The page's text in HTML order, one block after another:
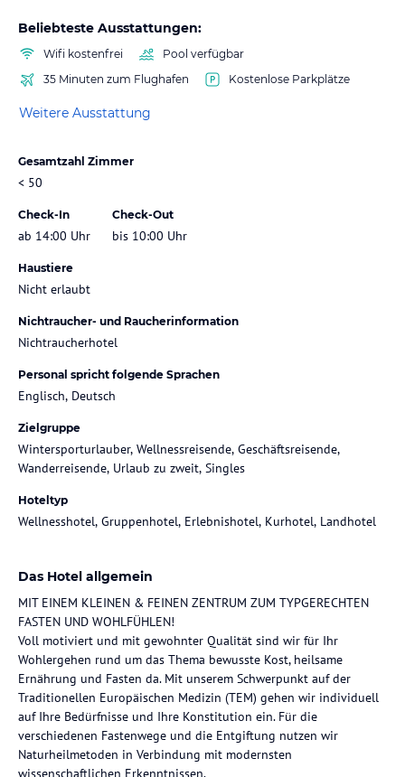
Beliebteste Ausstattungen:
Wifi kostenfrei
Pool verfügbar
35 Minuten zum Flughafen
Kostenlose Parkplätze
Weitere Ausstattung
Gesamtzahl Zimmer
< 50
Check-In
ab 14:00 Uhr
Check-Out
bis 10:00 Uhr
Haustiere
Nicht erlaubt
Nichtraucher- und Raucherinformation
Nichtraucherhotel
Personal spricht folgende Sprachen
Englisch, Deutsch
Zielgruppe
Wintersporturlauber, Wellnessreisende, Geschäftsreisende,
Wanderreisende, Urlaub zu zweit, Singles
Hoteltyp
Wellnesshotel, Gruppenhotel, Erlebnishotel, Kurhotel, Landhotel
Das Hotel allgemein
MIT EINEM KLEINEN & FEINEN ZENTRUM ZUM TYPGERECHTEN
FASTEN UND WOHLFÜHLEN!
Voll motiviert und mit gewohnter Qualität sind wir für Ihr
Wohlergehen rund um das Thema bewusste Kost, heilsame
Ernährung und Fasten da. Mit unserem Schwerpunkt auf der
Traditionellen Europäischen Medizin (TEM) gehen wir individuell
auf Ihre Bedürfnisse und Ihre Konstitution ein. Für die
verschiedenen Fastenwege und die Entgiftung nutzen wir
Naturheilmetoden in Verbindung mit modernsten
wissenschaftlichen Erkenntnissen.